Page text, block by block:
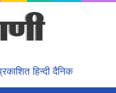
हिन्दी दैनिक